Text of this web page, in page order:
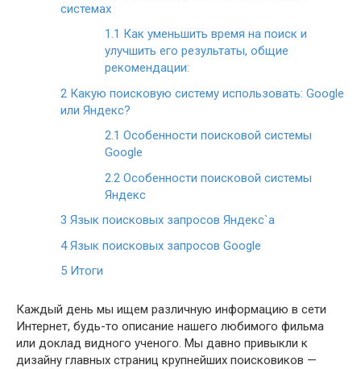
системах
1.1 Как уменьшить время на поиск и
улучшить его результаты, общие
рекомендации:
2 Какую поисковую систему использовать: Google
или Яндекс?
2.1 Особенности поисковой системы
Google
2.2 Особенности поисковой системы
Яндекс
3 Язык поисковых запросов Яндекс`а
4Язык поисковых запросов Google
5 Итоги
Каждый день мы ищем различную информацию в сети
Интернет, будь-то описание нашего любимого фильма
или доклад видного ученого. Мы давно привыкли к
дизайну главных страниц крупнейших поисковиков —